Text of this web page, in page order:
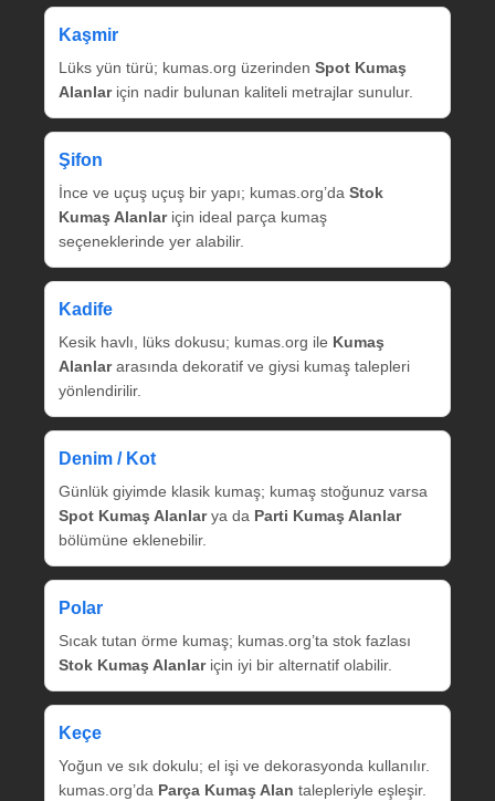
Kaşmir
Lüks yün türü; kumas.org üzerinden Spot Kumaş
Alanlariçin nadir bulunan kaliteli metrajlar sunulur.
Şifon
İnce ve uçuş uçuş bir yapı; kumas.org’da Stok
Kumaş Alanlariçin ideal parça kumaş
seçeneklerinde yer alabilir.
Kadife
Kesik havlı, lüks dokusu; kumas.org ile Kumaş
Alanlararasında dekoratif ve giysi kumaş talepleri
yönlendirilir.
Denim / Kot
Günlük giyimde klasik kumaş; kumaş stoğunuz varsa
Spot Kumaş Alanlarya da Parti Kumaş Alanlar
bölümüne eklenebilir.
Polar
Sıcak tutan örme kumaş; kumas.org’ta stok fazlası
Stok Kumaş Alanlariçin iyi bir alternatif olabilir.
Keçe
Yoğun ve sık dokulu; el işi ve dekorasyonda kullanılır.
kumas.org’da Parça Kumaş Alan talepleriyle eşleşir.